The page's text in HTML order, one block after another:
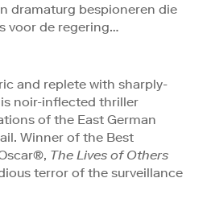
dramaturg bespioneren die
voor de regering…
and replete with sharply-
noir-inflected thriller
of the East German
Winner of the Best
The Lives of Others
terror of the surveillance